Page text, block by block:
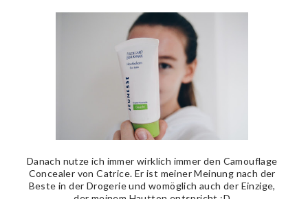
Danach nutze ich immer wirklich immer den Camouflage
Concealer von Catrice. Er ist meiner Meinung nach der
Beste in der Drogerie und womöglich auch der Einzige,